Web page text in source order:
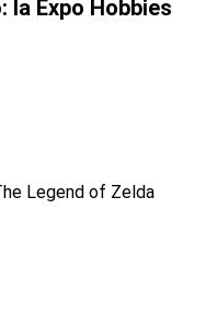
la Expo Hobbies